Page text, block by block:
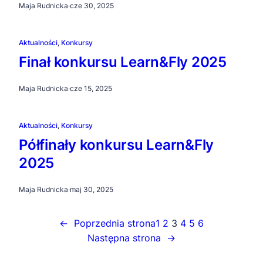
Maja Rudnicka·cze 30, 2025
Aktualności, Konkursy
Finał konkursu Learn&Fly 2025
Maja Rudnicka·cze 15, 2025
Aktualności, Konkursy
Półfinały konkursu Learn&Fly
2025
Maja Rudnicka·maj 30, 2025
← Poprzednia strona1 2 3 4 5 6
Następna strona
→